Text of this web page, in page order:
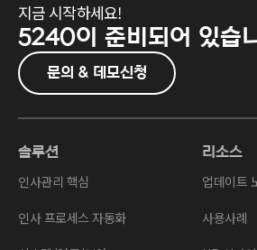
지금 시작하세요!
5240이 준비되어 있습
문의 & 데모신청
솔루션
인사관리 핵심
인사 프로세스 자동화
리소스
업데이트
사용사례